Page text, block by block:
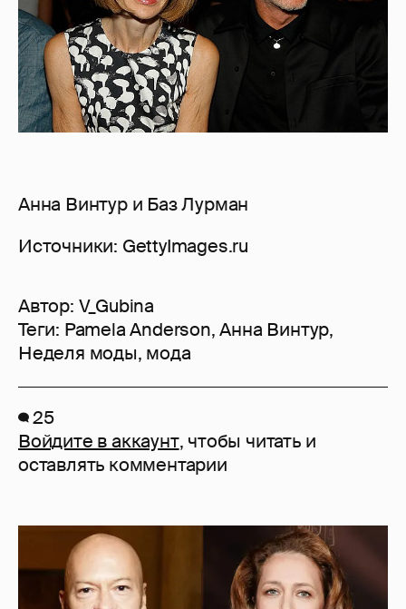
Анна Винтур и Баз Лурман
Источники: GettyImages.ru
Автор: V_Gubina
Теги: Pamela Anderson,Анна Винтур,
Неделя моды, мода
25
Войдите в аккаунт, чтобы читать и
оставлять комментарии